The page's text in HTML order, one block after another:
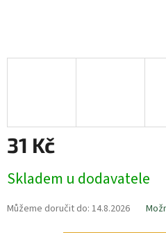
31 Kč
cena:
Skladem u dodavatele
Můžeme doručit do: 14.8.2026